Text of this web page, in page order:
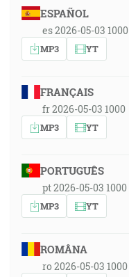
ESPAÑOL
es 2026-05-03 1000
MP3 YT
FRANÇAIS
fr 2026-05-03 1000
MP3 YT
PORTUGUÊS
pt 2026-05-03 1000
MP3 YT
ROMÂNA
ro 2026-05-03 1000